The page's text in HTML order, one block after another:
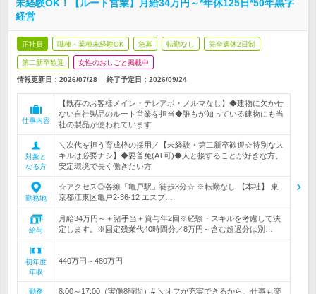
未経験OK！【ルート営業】月給34万円～*年休125日*50年黒字
経営
正社員 職種・業種未経験OK 急募 転勤なし 完全週休2日制
第二新卒歓迎 女性のおしごと掲載中
情報更新日：2026/07/28 終了予定日： 2026/09/24
仕事内容
【既存のお客様メイン・テレアポ・ノルマなし】◆建物に欠かせ
ない自社製品のルート営業を担当◆誰もが知っている建物にも当
社の製品が使われています
対象と
なる方
＼次代を担う育成枠の採用／【未経験・第二新卒歓迎☆特別なス
キルは必要ナシ】◆要普免(AT可)◆人と接することが好きな方、
安定環境で長く働きたい方
勤務地
☆アクセス◎各線「亀戸駅」徒歩3分☆ ※転勤なし 【本社】 東
京都江東区亀戸2-36-12 エスプ…
給与
月給34万円～＋諸手当＋賞与年2回※経験・スキルを考慮して決
定します。※固定残業代40時間分／8万円～含む超過分は別…
初年度
年収
440万円～480万円
勤務
8:00～17:00（実働8時間）# ＼オフが充実できるから、仕事も楽